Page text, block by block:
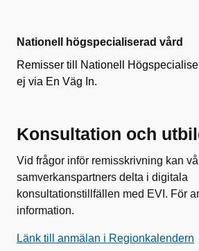
Nationell högspecialiserad vård
Remisser till Nationell
ej via En Väg In.
Konsultation och
Vid frågor inför remisskrivning kan
samverkanspartners delta i digitala
konsultationstillfällen med EVI. För
information.
Länk till anmälan i Regionkalendern